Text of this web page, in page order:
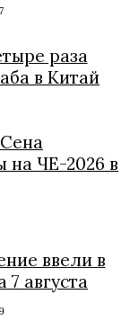
раза
в Китай
на ЧЕ-2026 в
ввели в
7 августа